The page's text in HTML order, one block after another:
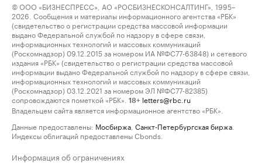
© ООО «БИЗНЕСПРЕСС», АО «РОСБИЗНЕСКОНСАЛТИНГ», 1995–
2026. Сообщения и материалы информационного агентства «РБК»
(свидетельство о регистрации средства массовой информации
выдано Федеральной службой по надзору в сфере связи,
информационных технологий и массовых коммуникаций
(Роскомнадзор) 09.12.2015 за номером ИА №ФС77-63848) и сетевого
издания «РБК» (свидетельство о регистрации средства массовой
информации выдано Федеральной службой по надзору в сфере связи,
информационных технологий и массовых коммуникаций
(Роскомнадзор) 03.12.2021 за номером ЭЛ №ФС77-82385)
сопровождаются пометкой «РБК».
18+ letters@rbc.ru
Владельцем сайта является информационное агентство «РБК».
Данные предоставлены: Мосбиржа Санкт-Петербургская биржа
Индексы облигаций предоставлены Cbonds.
Информация об ограничениях